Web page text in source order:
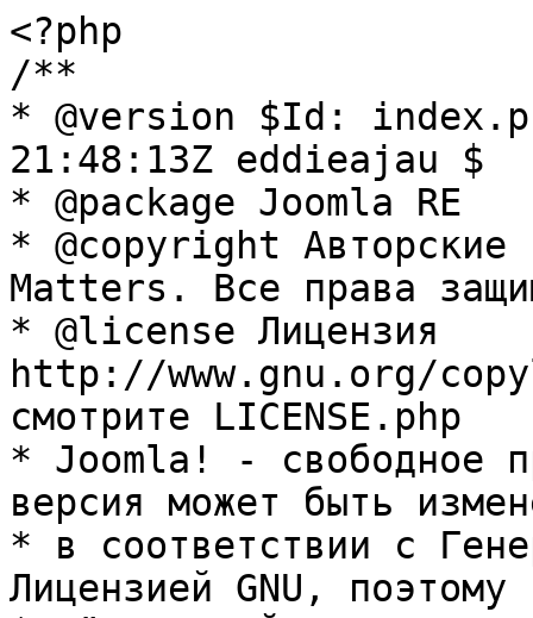
<?php
/**
* @version $Id:
21:48:13Z eddieajau $
* @package Joomla RE
* @copyright Авторские
Matters. Все права
* @license Лицензия
http://www.gnu.org/
смотрите LICENSE.php
* Joomla! - свободное
версия может быть
* в соответствии с
Лицензией GNU, поэтому